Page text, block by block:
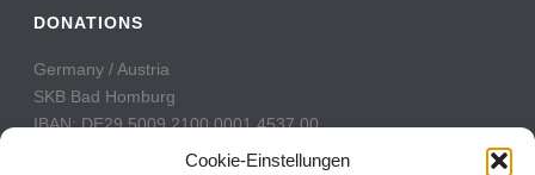
Cookie-Einstellungen
DONATIONS
Germany / Austria
SKB Bad Homburg
IBAN: DE29 5009 2100 0001 4537 00
BIC: GENODE51BH2